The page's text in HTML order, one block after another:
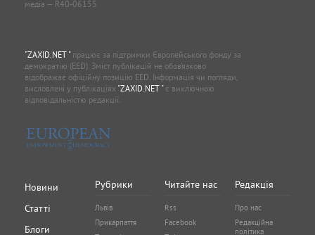
медіа — R40-06155
"ZAXID.NET "працює за підтримки Європейського фонду за
демократію (EED). Зміст публікацій не обов’язково
відображає офіційну позицію EED. Інформація чи погляди,
висловлені у публікаціях "ZAXID.NET "є виключною
відповідальністю редакції.
Новини
Статті
Блоги
Рубрики
Львів
Прикарпаття
Читайте нас
Rss
Facebook
Редакція
Про нас
Редакційна
політика